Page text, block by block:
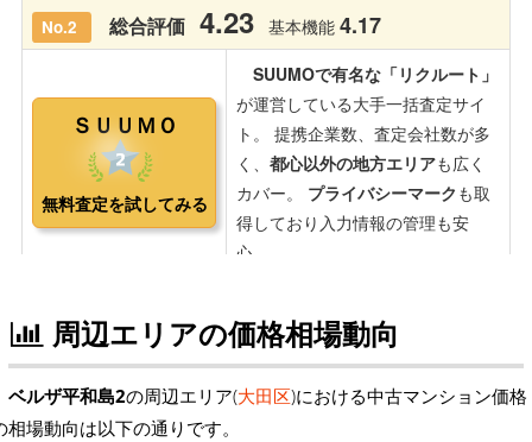
周辺エリアの価格相場動向
ベルザ平和島2の周辺エリア(大田区)における中古マンション価格
相場動向は以下の通りです。